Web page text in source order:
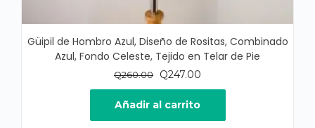
Güipil de Hombro Azul, Diseño de Rositas, Combinado
Azul, Fondo Celeste, Tejido en Telar de Pie
Q260.00
El
precio
original
era:
Q247.00
precio
es:
Añadir al carrito